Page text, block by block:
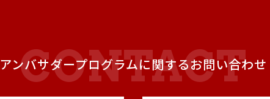
アンバサダープログラムに関するお問い合わせ